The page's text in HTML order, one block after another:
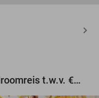
Maak gratis kans op een droomreis t.w.v. €3.000!